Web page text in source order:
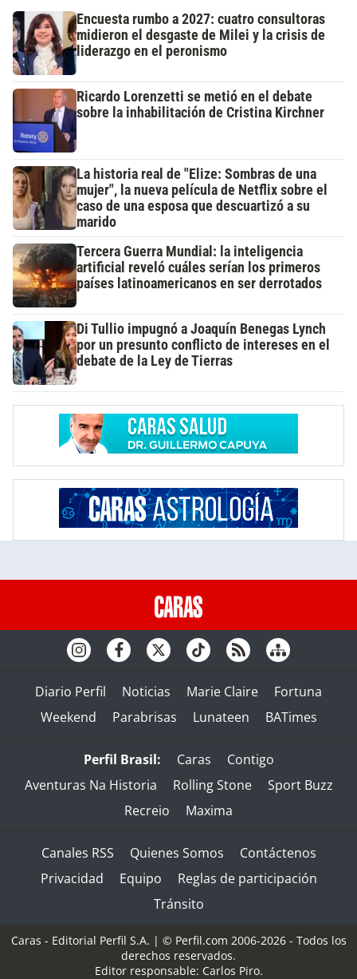
Encuesta rumbo a 2027: cuatro consultoras
midieron el desgaste de Milei y la crisis de
liderazgo en el peronismo
Ricardo Lorenzetti se metió en el debate
sobre la inhabilitación de Cristina Kirchner
La historia real de "Elize: Sombras de una
mujer", la nueva película de Netflix sobre el
caso de una esposa que descuartizó a su
marido
Tercera Guerra Mundial: la inteligencia
artificial reveló cuáles serían los primeros
países latinoamericanos en ser derrotados
Di Tullio impugnó a Joaquín Benegas Lynch
por un presunto conflicto de intereses en el
debate de la Ley de Tierras
Diario Perfil Noticias Marie Claire
Fortuna
Weekend
Parabrisas Lunateen BATimes
Perfil Brasil: Caras
Contigo
Aventuras Na Historia
Rolling Stone
Sport Buzz
Recreio
Maxima
Canales RSS Quienes Somos
Contáctenos
Privacidad
Equipo
Reglas de participación
Tránsito
Caras - Editorial Perfil S.A. | © Perfil.com 2006-2026 - Todos los
derechos reservados.
Editor responsable: Carlos Piro.